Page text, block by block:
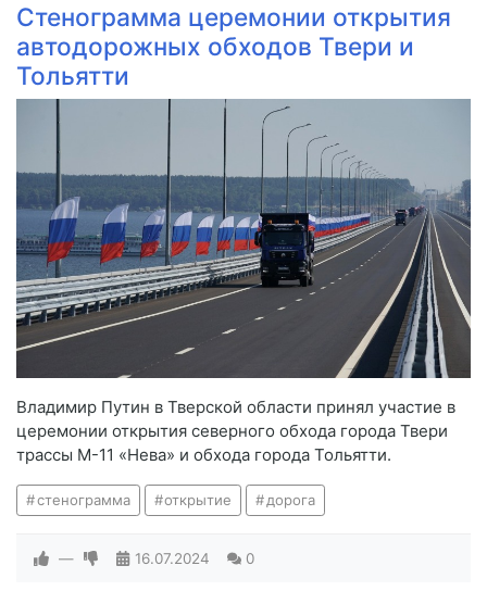
Стенограмма церемонии открытия
автодорожных обходов Твери и
Тольятти
Владимир Путин в Тверской области принял участие в
церемонии открытия северного обхода города Твери
трассы М-11 «Нева» и обхода города Тольятти.
стенограмма открытие дорога
— 16.07.2024 0